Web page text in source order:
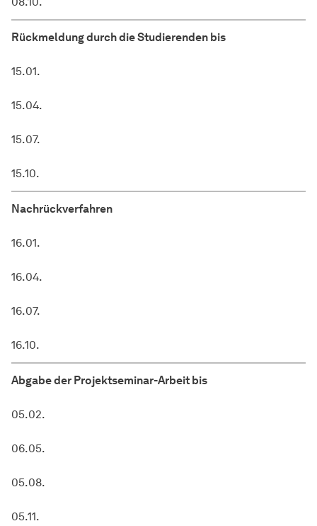
Rückmeldung durch die Studierenden bis
15.01.
15.04.
15.07.
15.10.
Nachrückverfahren
16.01.
16.04.
16.07.
16.10.
Abgabe der Projektseminar-Arbeit bis
05.02.
06.05.
05.08.
05.11.